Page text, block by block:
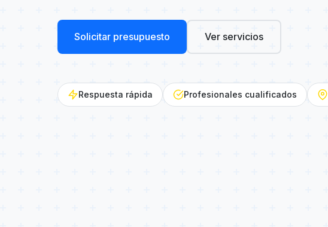
Solicitar presupuesto Ver servicios
Respuesta rápida Profesionales cualificados